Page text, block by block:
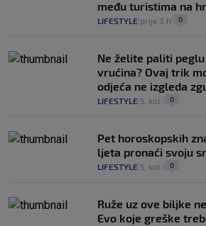
među turistima na
LIFESTYLE prije 3 h 0
Ne želite paliti
vrućina? Ovaj trik
odjeća ne izgleda
LIFESTYLE 5. kol. 0
Pet horoskopskih
ljeta pronaći svoju
LIFESTYLE 5. kol. 0
Ruže uz ove biljke
Evo koje greške